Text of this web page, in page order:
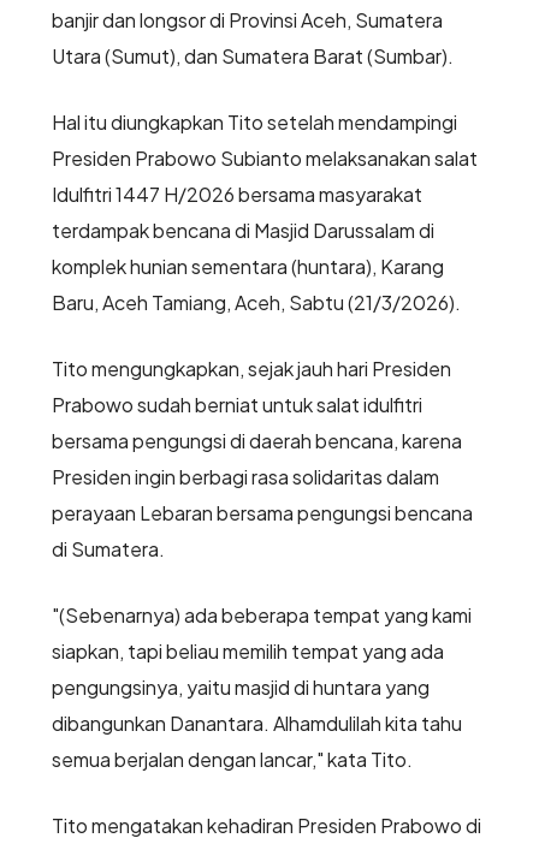
banjir dan longsor di Provinsi Aceh, Sumatera
Utara (Sumut), dan Sumatera Barat (Sumbar).
Hal itu diungkapkan Tito setelah mendampingi
Presiden Prabowo Subianto melaksanakan salat
Idulfitri 1447 H/2026 bersama masyarakat
terdampak bencana di Masjid Darussalam di
komplek hunian sementara (huntara), Karang
Baru, Aceh Tamiang, Aceh, Sabtu (21/3/2026).
Tito mengungkapkan, sejak jauh hari Presiden
Prabowo sudah berniat untuk salat idulfitri
bersama pengungsi di daerah bencana, karena
Presiden ingin berbagi rasa solidaritas dalam
perayaan Lebaran bersama pengungsi bencana
di Sumatera.
"(Sebenarnya) ada beberapa tempat yang kami
siapkan, tapi beliau memilih tempat yang ada
pengungsinya, yaitu masjid di huntara yang
dibangunkan Danantara. Alhamdulilah kita tahu
semua berjalan dengan lancar," kata Tito.
Tito mengatakan kehadiran Presiden Prabowo di